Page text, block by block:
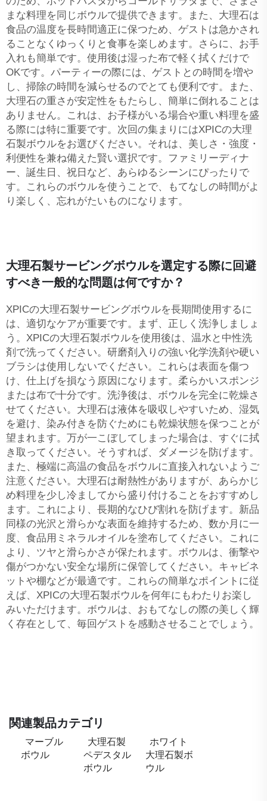
まな料理を同じボウルで提供できます。また、大理石は
食品の温度を長時間適正に保つため、ゲストは急かされ
ることなくゆっくりと食事を楽しめます。さらに、お手
入れも簡単です。使用後は湿った布で軽く拭くだけで
OKです。パーティーの際には、ゲストとの時間を増や
し、掃除の時間を減らせるのでとても便利です。また、
大理石の重さが安定性をもたらし、簡単に倒れることは
ありません。これは、お子様がいる場合や重い料理を盛
る際には特に重要です。次回の集まりにはXPICの大理
石製ボウルをお選びください。それは、美しさ・強度・
利便性を兼ね備えた賢い選択です。ファミリーディナ
ー、誕生日、祝日など、あらゆるシーンにぴったりで
す。これらのボウルを使うことで、もてなしの時間がよ
り楽しく、忘れがたいものになります。
大理石製サービングボウルを選定する際に回避
すべき一般的な問題は何ですか？
XPICの大理石製サービングボウルを長期間使用するに
は、適切なケアが重要です。まず、正しく洗浄しましょ
う。XPICの大理石製ボウルを使用後は、温水と中性洗
剤で洗ってください。研磨剤入りの強い化学洗剤や硬い
ブラシは使用しないでください。これらは表面を傷つ
け、仕上げを損なう原因になります。柔らかいスポンジ
または布で十分です。洗浄後は、ボウルを完全に乾燥さ
せてください。大理石は液体を吸収しやすいため、湿気
を避け、染み付きを防ぐためにも乾燥状態を保つことが
望まれます。万が一こぼしてしまった場合は、すぐに拭
き取ってください。そうすれば、ダメージを防げます。
また、極端に高温の食品をボウルに直接入れないようご
注意ください。大理石は耐熱性がありますが、あらかじ
め料理を少し冷ましてから盛り付けることをおすすめし
ます。これにより、長期的なひび割れを防げます。新品
同様の光沢と滑らかな表面を維持するため、数か月に一
度、食品用ミネラルオイルを塗布してください。これに
より、ツヤと滑らかさが保たれます。ボウルは、衝撃や
傷がつかない安全な場所に保管してください。キャビネ
ットや棚などが最適です。これらの簡単なポイントに従
えば、XPICの大理石製ボウルを何年にもわたりお楽し
みいただけます。ボウルは、おもてなしの際の美しく輝
く存在として、毎回ゲストを感動させることでしょう。
関連製品カテゴリ
マーブル
ボウル
大理石製
ペデスタル
ボウル
ホワイト
大理石製ボ
ウル